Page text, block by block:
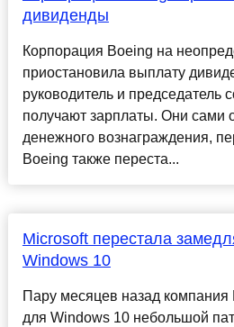
дивиденды
Корпорация Boeing на
приостановила выплату
руководитель и председатель
получают зарплаты. Они сами
денежного вознаграждения,
Boeing также переста...
Microsoft перестала
Windows 10
Пару месяцев назад компания
для Windows 10 небольшой